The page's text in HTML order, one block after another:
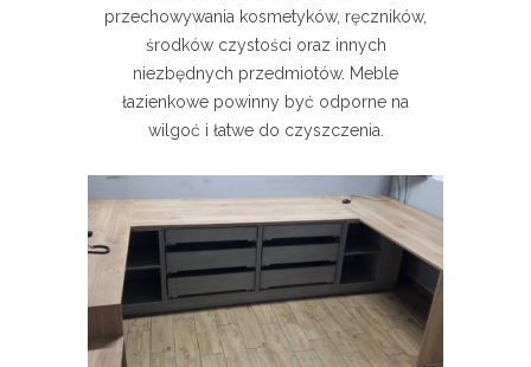
przechowywania kosmetyków, ręczników,
środków czystości oraz innych
niezbędnych przedmiotów. Meble
łazienkowe powinny być odporne na
wilgoć i łatwe do czyszczenia.